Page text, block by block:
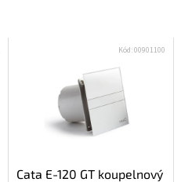
Cata E-120 GT koupelnový
Kód:00901100